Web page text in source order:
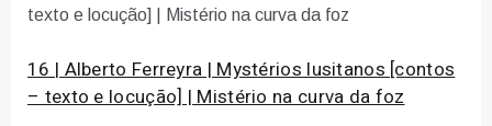
16 | Alberto Ferreyra | Mystérios lusitanos [contos
– texto e locução] | Mistério na curva da foz